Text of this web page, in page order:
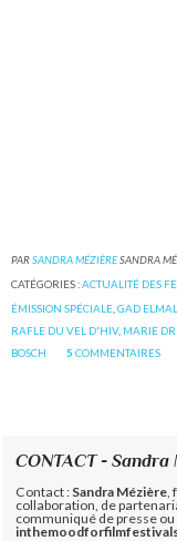
PARSANDRA MÉZIÈRESANDRA
CATÉGORIES :ACTUALITÉ DES
ÉMISSION SPÉCIALE ,GAD
RAFLE DU VEL D'HIV, MARIE
BOSCH
5 COMMENTAIRES
CONTACT - Sandra
Contact : Sandra Mézière
collaboration, de
communiqué de presse